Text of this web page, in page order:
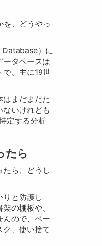
を、どうやっ
Database）に
ータベースは
で、主に19世
はまだまだた
ないけれども
定する分析
たら
たら、どうし
りと防護し
の棚板や、
んので、ペー
、使い捨て